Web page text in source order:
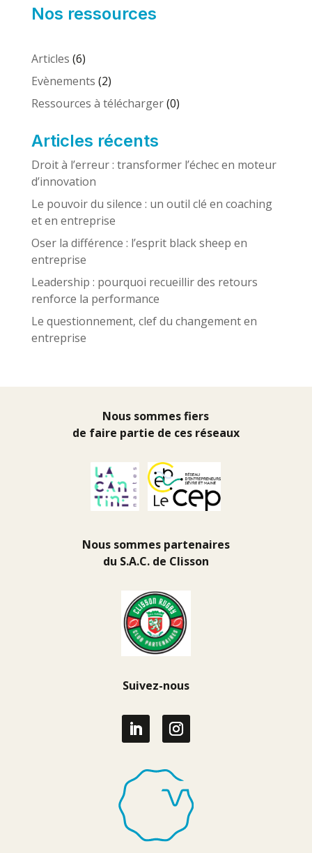
Nos ressources
Articles (6)
Evènements (2)
Ressources à télécharger(0)
Articles récents
Droit à l’erreur : transformer l’échec en moteur
d’innovation
Le pouvoir du silence : un outil clé en coaching
et en entreprise
Oser la différence : l’esprit black sheep en
entreprise
Leadership : pourquoi recueillir des retours
renforce la performance
Le questionnement, clef du changement en
entreprise
Nous sommes fiers
de faire partie de ces réseaux
Nous sommes partenaires
du S.A.C. de Clisson
Suivez-nous